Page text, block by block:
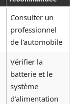
Consulter un
professionnel
de l’automobile
Vérifier la
batterie et le
système
d’alimentation